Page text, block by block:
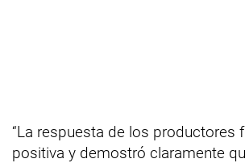
“La respuesta de los productores
positiva y demostró claramente